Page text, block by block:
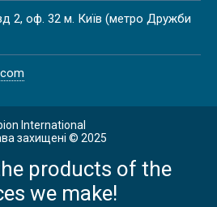
МОВИ В
ВІДЕНЬ |
ДЛЯ ДОРОСЛИХ 30 +
ЛОНДОН
2, оф. 32 м. Київ (метро Дружби
International
захищені © 2025
products of the
we make!